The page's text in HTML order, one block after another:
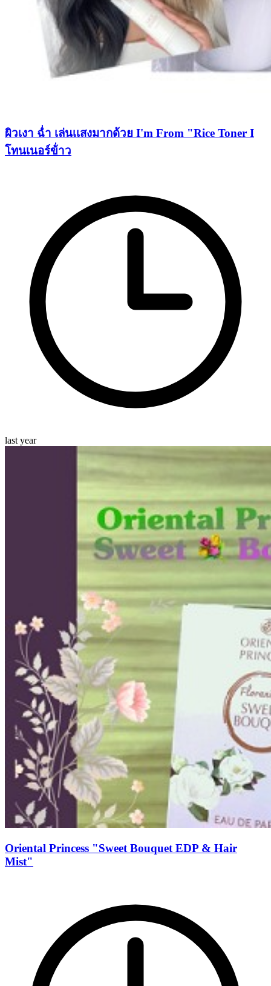
ผิวเงา ฉ่ำ เล่นเเสงมากด้วย I'm From "Rice Toner I
โทนเนอร์ข้่าว
last year
Oriental Princess "Sweet Bouquet EDP & Hair
Mist"